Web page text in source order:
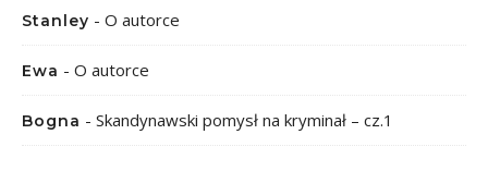
Stanley - O autorce
Ewa - O autorce
Bogna - Skandynawski pomysł na kryminał – cz.1